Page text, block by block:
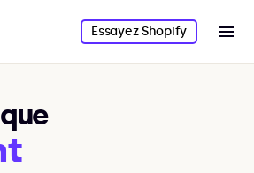
Essayez Shopify